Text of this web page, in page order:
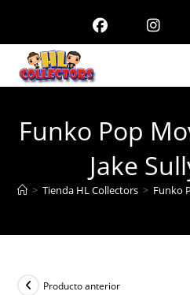
contenido
Funko Pop
Jake
> Tienda HL Collectors > Funko
Producto anterior